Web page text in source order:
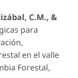
C.M., &
para
en el valle
Forestal,